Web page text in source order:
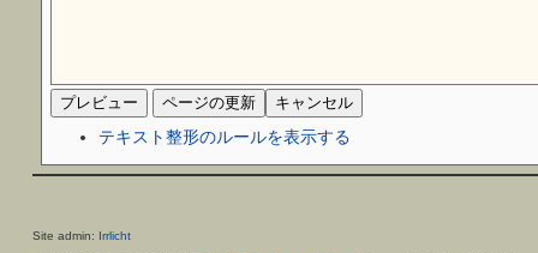
テキスト整形のルールを表示する
Site admin: Irrlicht